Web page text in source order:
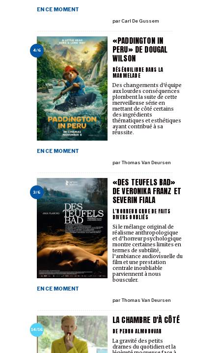
EN CE MOMENT
par Carl De Gussem
4/6
«PADDINGTON IN
PERU» DE DOUGAL
WILSON
DÉSÉQUILIBRE DANS LA
MARMELADE
EN CE MOMENT
parThomas Van Deursen
Des changements d’équipe
aux lourdes conséquences
plombent la suite de cette
merveilleuse série en
mettant de côté certains
des ingrédients
thématiques et esthétiques
ayant contribué à sa
réussite.
3/6
«DES TEUFELS BAD»
DE VERONIKA FRANZ ET
SEVERIN FIALA
L’HORREUR CRUE DE FAITS
DIVERS OUBLIÉS
EN CE MOMENT
parThomas Van Deursen
Si le mélange original de
réalisme anthropologique
et d’horreur psychologique
montre certaines limites en
termes de subtilité,
l’ambiance audiovisuelle du
film et une prestation
centrale inoubliable
parviennent à nous
bousculer.
14/16
LA CHAMBRE D'À CÔTÉ
DE PEDRO ALMODOVAR
La gravité des petits
drames du quotidien et la